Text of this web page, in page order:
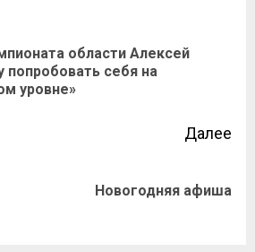
области Алексей
попробовать себя на
уровне»
Далее
Новогодняя афиша